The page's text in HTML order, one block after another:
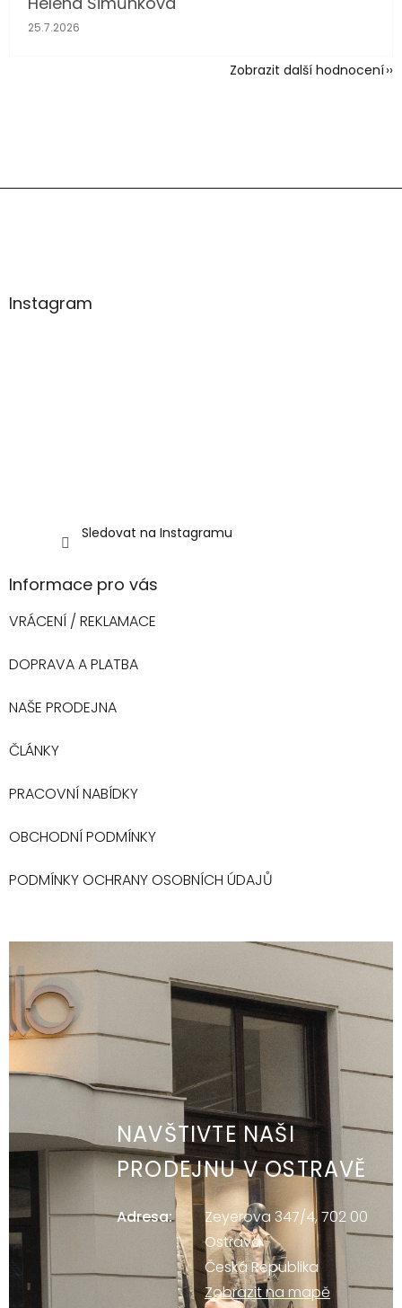
Hodnocení obchodu je 5 z 5 hvězdiček.
25.7.2026
Zobrazit další hodnocení
p
Instagram
Sledovat na Instagramu
Informace pro vás
VRÁCENÍ / REKLAMACE
DOPRAVA A PLATBA
NAŠE PRODEJNA
ČLÁNKY
PRACOVNÍ NABÍDKY
OBCHODNÍ PODMÍNKY
PODMÍNKY OCHRANY OSOBNÍCH ÚDAJŮ
NAVŠTIVTE NAŠI
PRODEJNU V OSTRAVĚ
Adresa:
Zeyerova 347/4, 702 00
Ostrava
Česká Republika
Zobrazit na mapě